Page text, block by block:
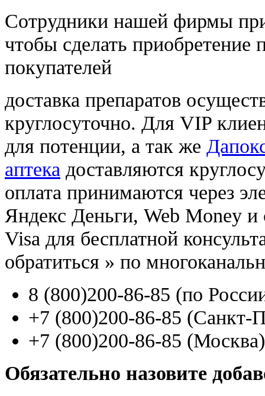
Cотрудники нашей фирмы
чтобы сделать приобретение
покупателей
доставка препаратов
круглосуточно. Для VIP
для потенции, а так же
аптека доставляются
оплата принимаются через
Яндекс Деньги, Web Money и
Visa для бесплатной
обратиться » по
8 (800)200-86-85 (по
+7 (800)200-86-85 (Санкт-
+7 (800)200-86-85 (Москва)
Обязательно назовите